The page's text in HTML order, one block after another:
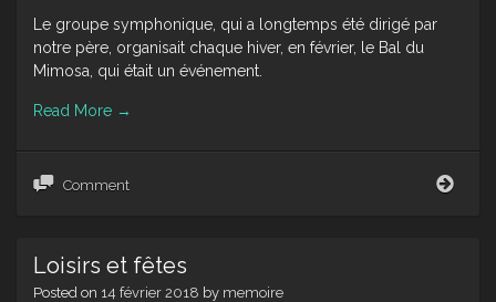
Le groupe symphonique, qui a longtemps été dirigé par
notre père, organisait chaque hiver, en février, le Bal du
Mimosa, qui était un événement.
Read More →
Comment
Loisirs et fêtes
Posted on 14 février 2018 by memoire